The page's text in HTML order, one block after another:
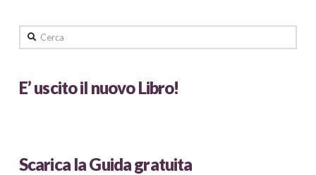
Cerca
E’ uscito il nuovo Libro!
Scarica la Guida gratuita